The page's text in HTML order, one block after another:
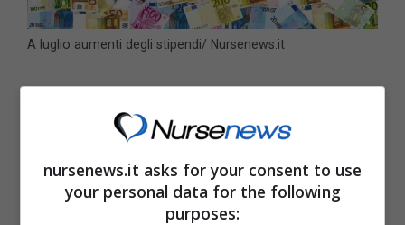
A luglio aumenti degli stipendi/ Nursenews.it
taglio del cuneo fiscaleper i redditi fino a
25.000 euro e dal 2% al 6% per i redditi fino a
35.000 euro. In termini pratici questo
nursenews.it asks for your consent to use
your personal data for the following
purposes: